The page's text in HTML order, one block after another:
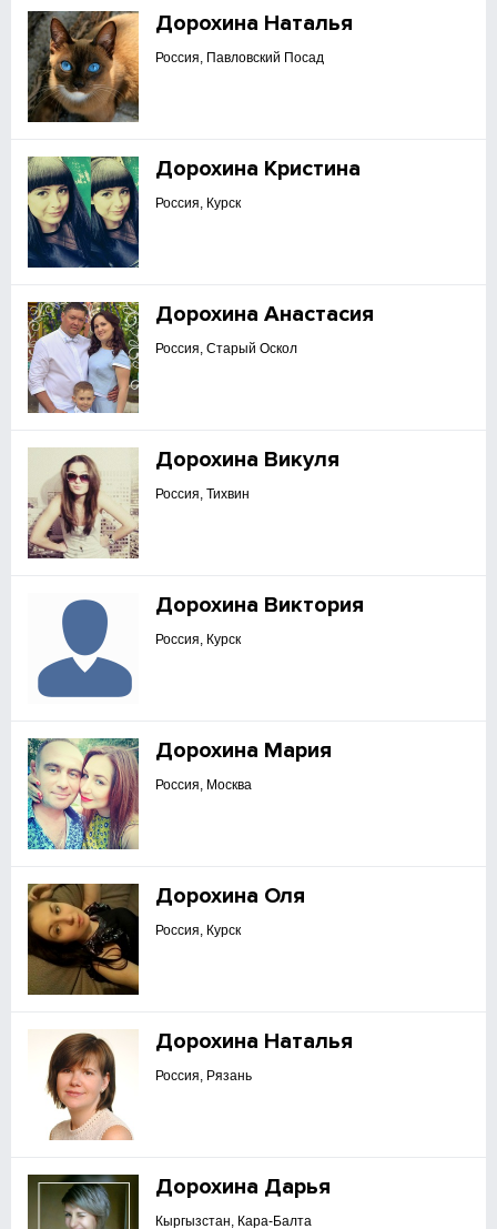
Дорохина Наталья
Россия, Павловский Посад
Дорохина Кристина
Россия, Курск
Дорохина Анастасия
Россия, Старый Оскол
Дорохина Викуля
Россия, Тихвин
Дорохина Виктория
Россия, Курск
Дорохина Мария
Россия, Москва
Дорохина Оля
Россия, Курск
Дорохина Наталья
Россия, Рязань
Дорохина Дарья
Кыргызстан, Кара-Балта